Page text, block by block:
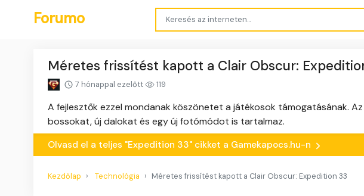
Forumo
Méretes frissítést kapott a Clair Obscur:
7 hónappal ezelőtt 119
A fejlesztők ezzel mondanak köszönetet a játékosok támogatásának.
bossokat, új dalokat és egy új fotómódot is tartalmaz.
Olvasd el a teljes "Expedition 33" cikket a Gamekapocs.hu-n
Kezdőlap Technológia Méretes frissítést kapott a Clair Obscur: Expedition 33